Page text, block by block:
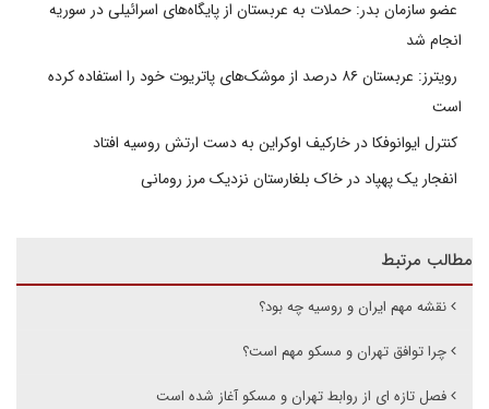
عضو سازمان بدر: حملات به عربستان از پایگاه‌های اسرائیلی در سوریه
انجام شد
رویترز: عربستان ۸۶ درصد از موشک‌های پاتریوت خود را استفاده کرده
است
کنترل ایوانوفکا در خارکیف اوکراین به دست ارتش روسیه افتاد
انفجار یک پهپاد در خاک بلغارستان نزدیک مرز رومانی
مطالب مرتبط
نقشه مهم ایران و روسیه چه بود؟
چرا توافق تهران و مسکو مهم است؟
فصل تازه ای از روابط تهران و مسکو آغاز شده است